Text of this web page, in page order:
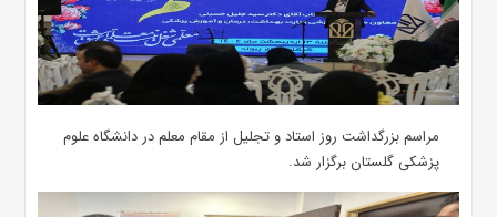
مراسم بزرگداشت روز استاد و تجلیل از مقام معلم در دانشگاه علوم
پزشکی گلستان برگزار شد.‌